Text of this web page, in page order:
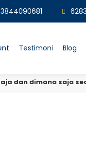
Testimoni Blog
dan dimana saja